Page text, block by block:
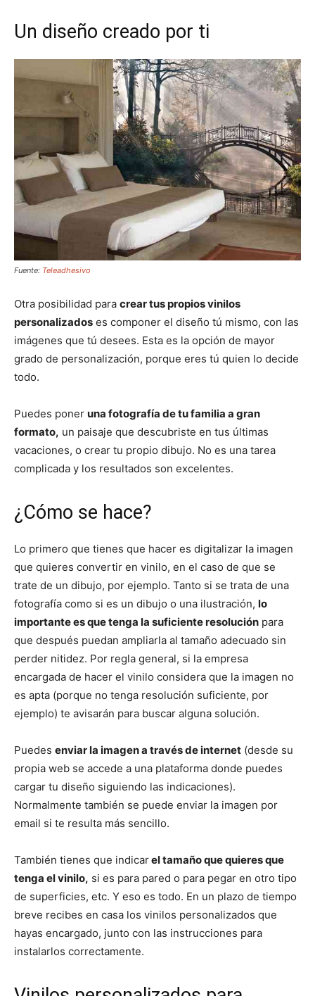
Un diseño creado por ti
Fuente: Teleadhesivo
Otra posibilidad para crear tus propios vinilos
personalizados es componer el diseño tú mismo, con las
imágenes que tú desees. Esta es la opción de mayor
grado de personalización, porque eres tú quien lo decide
todo.
Puedes poner una fotografía de tu familia a gran
formato, un paisaje que descubriste en tus últimas
vacaciones, o crear tu propio dibujo. No es una tarea
complicada y los resultados son excelentes.
¿Cómo se hace?
Lo primero que tienes que hacer es digitalizar la imagen
que quieres convertir en vinilo, en el caso de que se
trate de un dibujo, por ejemplo. Tanto si se trata de una
fotografía como si es un dibujo o una ilustración, lo
importante es que tenga la suficiente resolución para
que después puedan ampliarla al tamaño adecuado sin
perder nitidez. Por regla general, si la empresa
encargada de hacer el vinilo considera que la imagen no
es apta (porque no tenga resolución suficiente, por
ejemplo) te avisarán para buscar alguna solución.
Puedes enviar la imagen a través de internet (desde su
propia web se accede a una plataforma donde puedes
cargar tu diseño siguiendo las indicaciones).
Normalmente también se puede enviar la imagen por
email si te resulta más sencillo.
También tienes que indicarel tamaño que quieres que
tenga el vinilo, si es para pared o para pegar en otro tipo
de superficies, etc. Y eso es todo. En un plazo de tiempo
breve recibes en casa los vinilos personalizados que
hayas encargado, junto con las instrucciones para
instalarlos correctamente.